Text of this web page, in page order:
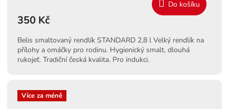
350 Kč
Do košíku
Belis smaltovaný rendlík STANDARD 2,8 l Velký rendlík na
přílohy a omáčky pro rodinu. Hygienický smalt, dlouhá
rukojeť. Tradiční česká kvalita. Pro indukci.
Více za méně